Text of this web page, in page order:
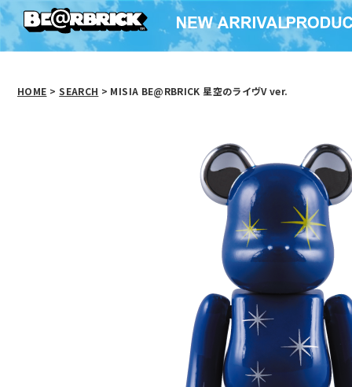
HOME > SEARCH > MISIA BE@RBRICK 星空のライヴV ver.